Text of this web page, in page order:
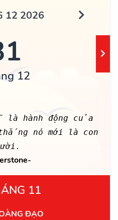
12 2026
12
là hành động của
nó mới là con
11
ĐẠO